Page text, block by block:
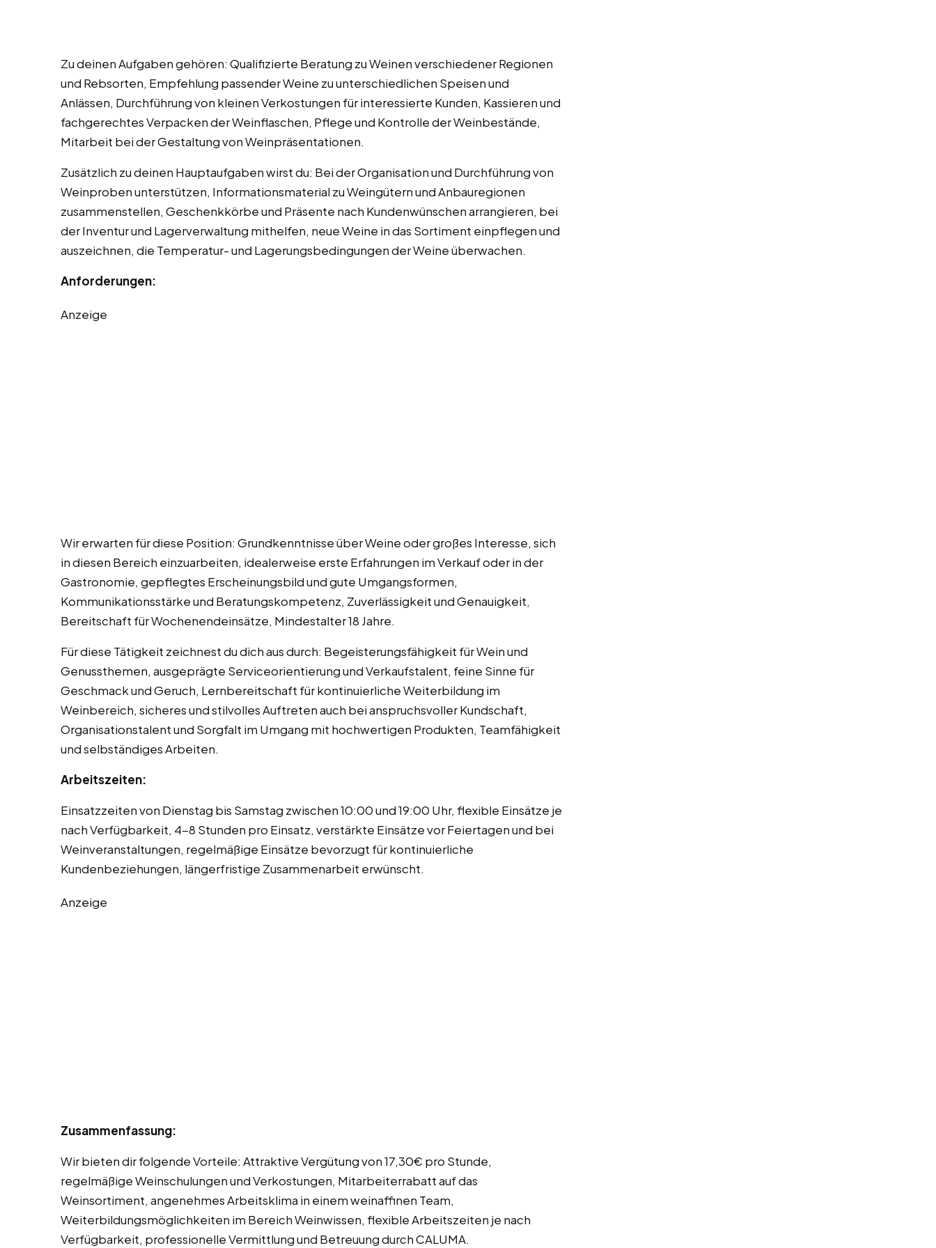
Zu deinen Aufgaben gehören: Qualifizierte Beratung zu Weinen verschiedener Regionen
und Rebsorten, Empfehlung passender Weine zu unterschiedlichen Speisen und
Anlässen, Durchführung von kleinen Verkostungen für interessierte Kunden, Kassieren und
fachgerechtes Verpacken der Weinflaschen, Pflege und Kontrolle der Weinbestände,
Mitarbeit bei der Gestaltung von Weinpräsentationen.
Zusätzlich zu deinen Hauptaufgaben wirst du: Bei der Organisation und Durchführung von
Weinproben unterstützen, Informationsmaterial zu Weingütern und Anbauregionen
zusammenstellen, Geschenkkörbe und Präsente nach Kundenwünschen arrangieren, bei
der Inventur und Lagerverwaltung mithelfen, neue Weine in das Sortiment einpflegen und
auszeichnen, die Temperatur- und Lagerungsbedingungen der Weine überwachen.
Anforderungen:
Anzeige
Wir erwarten für diese Position: Grundkenntnisse über Weine oder großes Interesse, sich
in diesen Bereich einzuarbeiten, idealerweise erste Erfahrungen im Verkauf oder in der
Gastronomie, gepflegtes Erscheinungsbild und gute Umgangsformen,
Kommunikationsstärke und Beratungskompetenz, Zuverlässigkeit und Genauigkeit,
Bereitschaft für Wochenendeinsätze, Mindestalter 18 Jahre.
Für diese Tätigkeit zeichnest du dich aus durch: Begeisterungsfähigkeit für Wein und
Genussthemen, ausgeprägte Serviceorientierung und Verkaufstalent, feine Sinne für
Geschmack und Geruch, Lernbereitschaft für kontinuierliche Weiterbildung im
Weinbereich, sicheres und stilvolles Auftreten auch bei anspruchsvoller Kundschaft,
Organisationstalent und Sorgfalt im Umgang mit hochwertigen Produkten, Teamfähigkeit
und selbständiges Arbeiten.
Arbeitszeiten:
Einsatzzeiten von Dienstag bis Samstag zwischen 10:00 und 19:00 Uhr, flexible Einsätze je
nach Verfügbarkeit, 4-8 Stunden pro Einsatz, verstärkte Einsätze vor Feiertagen und bei
Weinveranstaltungen, regelmäßige Einsätze bevorzugt für kontinuierliche
Kundenbeziehungen, längerfristige Zusammenarbeit erwünscht.
Anzeige
Zusammenfassung:
Wir bieten dir folgende Vorteile: Attraktive Vergütung von 17,30€ pro Stunde,
regelmäßige Weinschulungen und Verkostungen, Mitarbeiterrabatt auf das
Weinsortiment, angenehmes Arbeitsklima in einem weinaffinen Team,
Weiterbildungsmöglichkeiten im Bereich Weinwissen, flexible Arbeitszeiten je nach
Verfügbarkeit, professionelle Vermittlung und Betreuung durch CALUMA.